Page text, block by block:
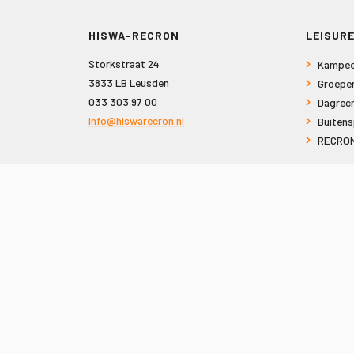
HISWA-RECRON
Storkstraat 24
3833 LB Leusden
033 303 97 00
info@hiswarecron.nl